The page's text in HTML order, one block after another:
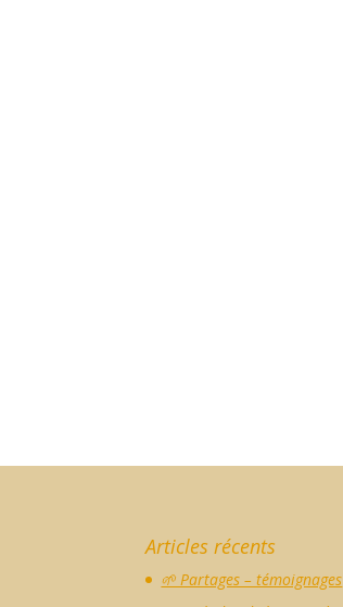
Articles récents
🌱 Partages – témoignages